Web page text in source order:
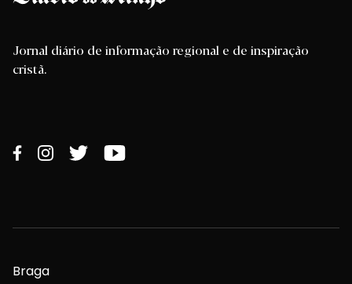
Jornal diário de informação regional e de inspiração
cristã.
Braga